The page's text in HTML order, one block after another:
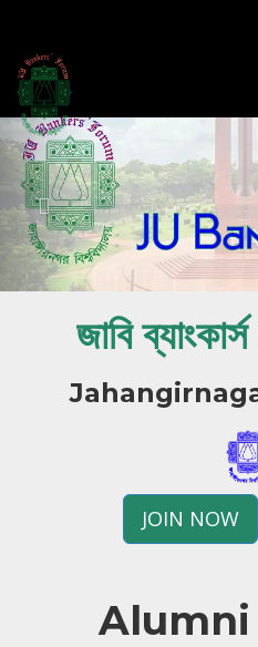
Previous
জাবি
JOIN NOW
Alumni